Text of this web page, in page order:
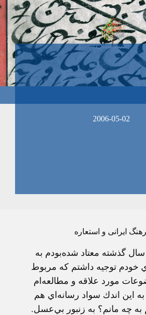
2006-05-02
ايرانی و استعاره
سال گذشته معتاد شده‌بودم به
خودم توجيه داشتم كه مربوط
مورد علاقه و مطالعه‌ام
اين اندك سواد رسانه‌اي هم
به چه مانم؟ به زنبور بي‌عسل.